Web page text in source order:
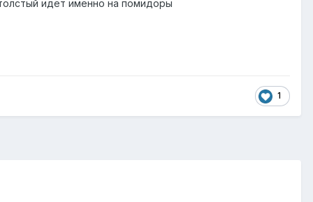
идет именно на помидоры
1